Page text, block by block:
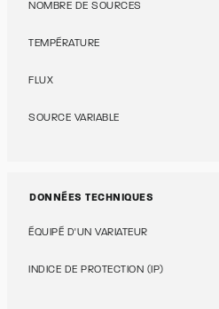
NOMBRE DE SOURCES
TEMPÉRATURE
FLUX
SOURCE VARIABLE
DONNÉES TECHNIQUES
ÉQUIPÉ D'UN VARIATEUR
INDICE DE PROTECTION (IP)